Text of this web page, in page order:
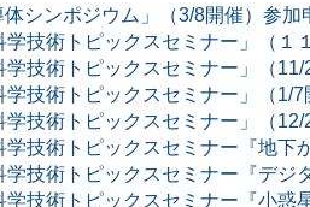
体シンポジウム」（3/8開催）参加
学技術トピックスセミナー」（１
学技術トピックスセミナー」（
学技術トピックスセミナー」（1/
学技術トピックスセミナー」（
学技術トピックスセミナー『地
学技術トピックスセミナー『デ
学技術トピックスセミナー『小